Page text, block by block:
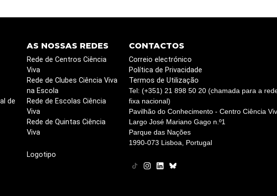
de
AS NOSSAS REDES
Rede de Centros Ciência
Viva
Rede de Clubes Ciência Viva
na Escola
Rede de Escolas Ciência
Viva
Rede de Quintas Ciência
Viva
Logotipo
CONTACTOS
Correio electrónico
Política de Privacidade
Termos de Utilização
Tel: (+351) 21 898 50 20 (chamada para a
fixa nacional)
Pavilhão do Conhecimento - Centro Ciência
Largo José Mariano Gago n.º1
Parque das Nações
1990-073 Lisboa, Portugal